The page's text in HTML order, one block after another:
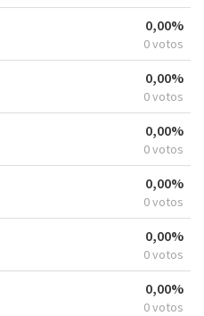
0,00%
0 votos
0,00%
0 votos
0,00%
0 votos
0,00%
0 votos
0,00%
0 votos
0,00%
0 votos